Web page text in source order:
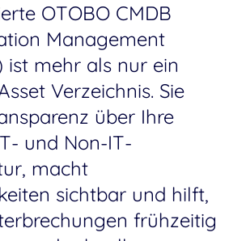
OTOBO CMDB
Management
ist mehr als nur ein
Verzeichnis. Sie
über Ihre
und Non-IT-
macht
sichtbar und hilft,
frühzeitig